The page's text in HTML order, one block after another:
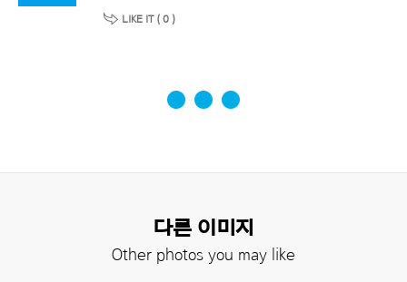
LIKE IT ( 0 )
다른 이미지
Other photos you may like